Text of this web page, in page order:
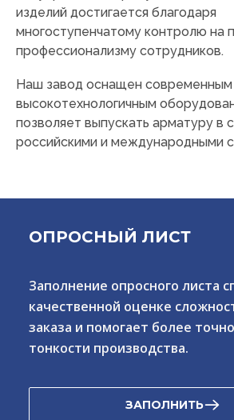
изделий достигается благодаря
многоступенчатому контролю на
профессионализму сотрудников.
Наш завод оснащен современным
высокотехнологичным
позволяет выпускать арматуру в
российскими и международными
ОПРОСНЫЙ ЛИСТ
Заполнение опросного листа
качественной оценке
заказа и помогает более
тонкости производства.
ЗАПОЛНИТЬ